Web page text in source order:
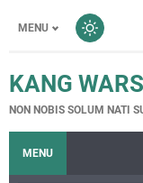
MENU
KANG
NON NOBIS SOLUM NATI
MENU